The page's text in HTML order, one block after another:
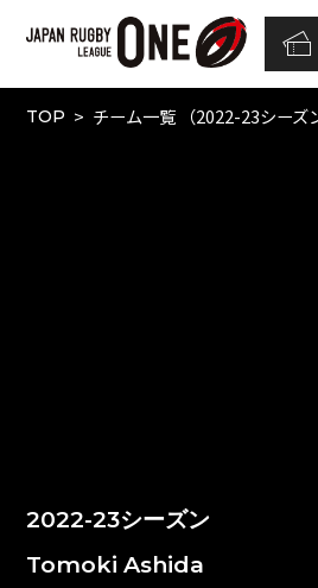
TOP チーム一覧 （2022-23シーズ
2022-23シーズン
Tomoki Ashida